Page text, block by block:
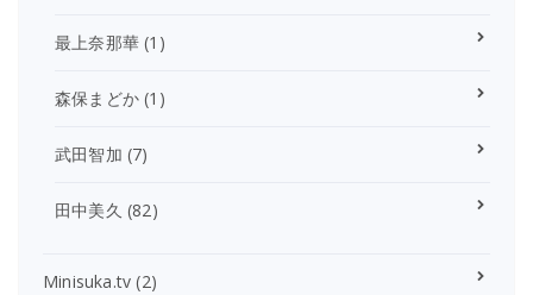
最上奈那華 (1)
森保まどか (1)
武田智加 (7)
田中美久 (82)
Minisuka.tv (2)